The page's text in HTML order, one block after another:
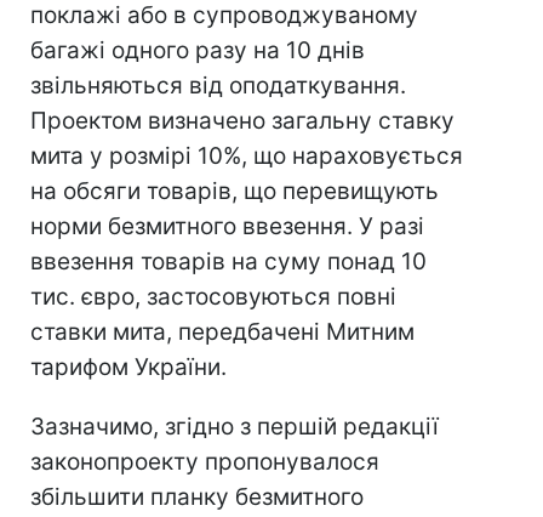
поклажі або в супроводжуваному
багажі одного разу на 10 днів
звільняються від оподаткування.
Проектом визначено загальну ставку
мита у розмірі 10%, що нараховується
на обсяги товарів, що перевищують
норми безмитного ввезення. У разі
ввезення товарів на суму понад 10
тис. євро, застосовуються повні
ставки мита, передбачені Митним
тарифом України.
Зазначимо, згідно з першій редакції
законопроекту пропонувалося
збільшити планку безмитного